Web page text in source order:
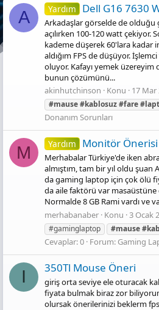
A Yardım Dell G16 7630
Arkadaşlar görselde de
açılırken 100-120 watt çekiyor.
kademe düşerek 60'lara kadar
aldığım FPS de düşüyor.
oluyor. Kafayı yemek
bunun çözümünü...
akinhutchinson
Konu 17 Mar
#mause#kablosuz#fare
Donanım Sorunları
M Yardım Monitör Önerisi
Merhabalar Türkiye'de iken
almıştım, tam bir yıl oldu şuan
da gaming laptop için çok ölü
da aile faktörü var masaüstüne
Normalde 8 GB Rami vardı ve
merhabanaber Konu 3 Ocak
#gaminglaptop
#mause
Cevaplar: 0 Forum: Gaming
I 350Tl Mouse Öneri
giriş orta seviye ele oturacak
fiyata bulmak biraz zor
olursak önerilerinizi beklerm fps